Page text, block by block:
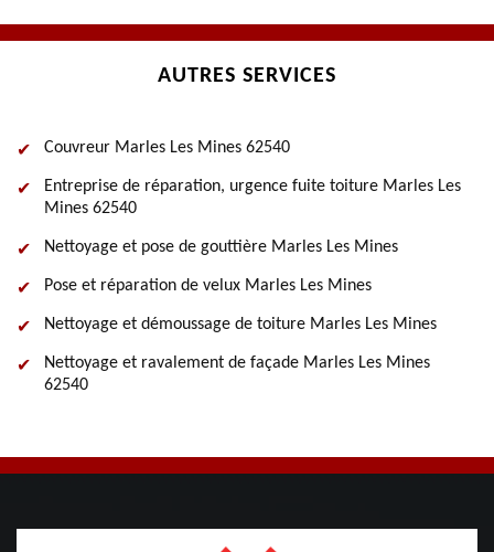
AUTRES SERVICES
Couvreur Marles Les Mines 62540
Entreprise de réparation, urgence fuite toiture Marles Les
Mines 62540
Nettoyage et pose de gouttière Marles Les Mines
Pose et réparation de velux Marles Les Mines
Nettoyage et démoussage de toiture Marles Les Mines
Nettoyage et ravalement de façade Marles Les Mines
62540